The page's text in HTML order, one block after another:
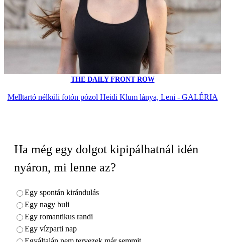
THE DAILY FRONT ROW
Melltartó nélküli fotón pózol Heidi Klum lánya, Leni - GALÉRIA
Ha még egy dolgot kipipálhatnál idén
nyáron, mi lenne az?
Egy spontán kirándulás
Egy nagy buli
Egy romantikus randi
Egy vízparti nap